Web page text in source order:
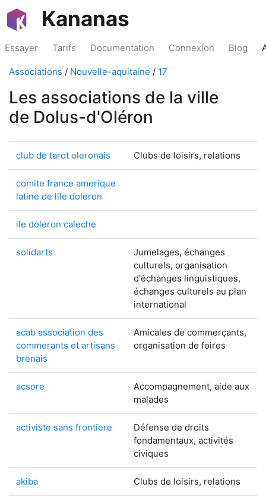
Kananas
Essayer Tarifs Documentation Connexion Blog
Associations / Nouvelle-aquitaine / 17
Les associations de la ville
de Dolus-d'Oléron
club de tarot oleronais Clubs de loisirs, relations
comite france amerique
latine de lile doleron
ile doleron caleche
solidarts
Jumelages, échanges
culturels, organisation
d'échanges linguistiques,
échanges culturels au plan
international
acab association des
commerants et artisans
brenais
Amicales de commerçants,
organisation de foires
acsore
Accompagnement, aide aux
malades
activiste sans frontiere
Défense de droits
fondamentaux, activités
civiques
akiba Clubs de loisirs, relations